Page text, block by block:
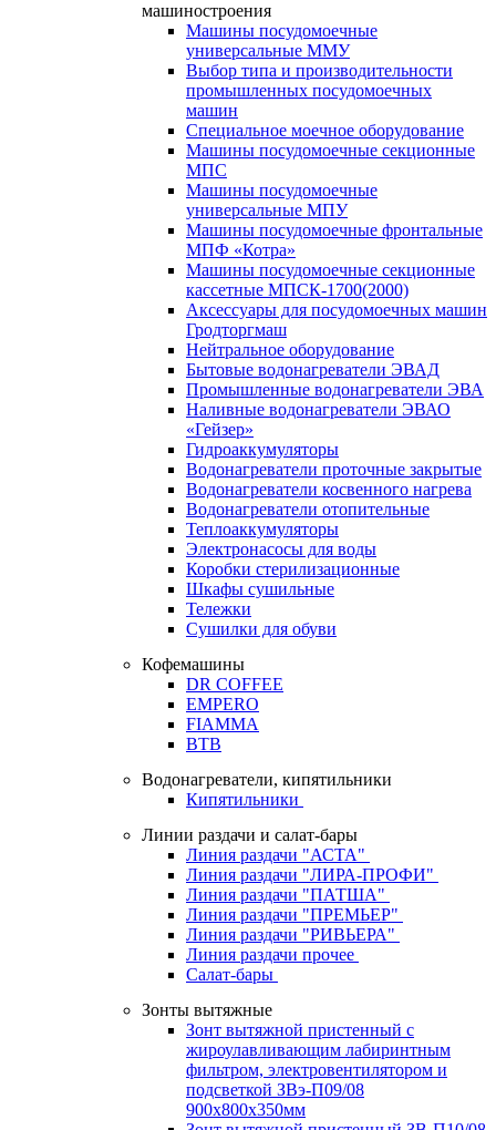
машиностроения
Машины посудомоечные
универсальные ММУ
Выбор типа и производительности
промышленных посудомоечных
машин
Специальное моечное оборудование
Машины посудомоечные секционные
МПС
Машины посудомоечные
универсальные МПУ
Машины посудомоечные фронтальные
МПФ «Котра»
Машины посудомоечные секционные
кассетные МПСК-1700(2000)
Аксессуары для посудомоечных машин
Гродторгмаш
Нейтральное оборудование
Бытовые водонагреватели ЭВАД
Промышленные водонагреватели ЭВА
Наливные водонагреватели ЭВАО
«Гейзер»
Гидроаккумуляторы
Водонагреватели проточные закрытые
Водонагреватели косвенного нагрева
Водонагреватели отопительные
Теплоаккумуляторы
Электронасосы для воды
Коробки стерилизационные
Шкафы сушильные
Тележки
Сушилки для обуви
Кофемашины
DR COFFEE
EMPERO
FIAMMA
BTB
Водонагреватели, кипятильники
Кипятильники
Линии раздачи и салат-бары
Линия раздачи "АСТА"
Линия раздачи "ЛИРА-ПРОФИ"
Линия раздачи "ПАТША"
Линия раздачи "ПРЕМЬЕР"
Линия раздачи "РИВЬЕРА"
Линия раздачи прочее
Салат-бары
Зонты вытяжные
Зонт вытяжной пристенный с
жироулавливающим лабиринтным
фильтром, электровентилятором и
подсветкой ЗВэ-П09/08
900х800х350мм